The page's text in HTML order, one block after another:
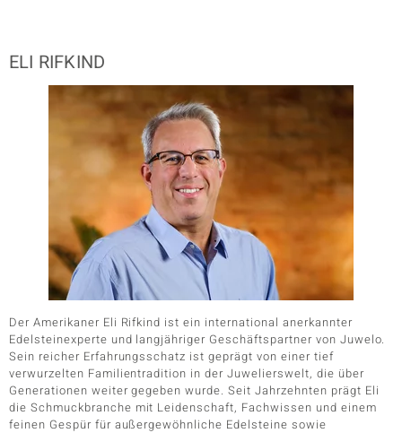
ELI RIFKIND
Der Amerikaner Eli Rifkind ist ein international anerkannter
Edelsteinexperte und langjähriger Geschäftspartner von Juwelo.
Sein reicher Erfahrungsschatz ist geprägt von einer tief
verwurzelten Familientradition in der Juwelierswelt, die über
Generationen weiter gegeben wurde. Seit Jahrzehnten prägt Eli
die Schmuckbranche mit Leidenschaft, Fachwissen und einem
feinen Gespür für außergewöhnliche Edelsteine sowie